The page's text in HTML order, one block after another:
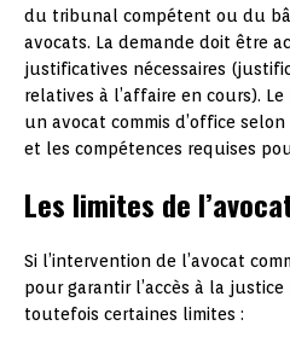
du tribunal compétent ou du
avocats. La demande doit être
justificatives nécessaires
relatives à l’affaire en cours).
un avocat commis d’office
et les compétences requises
Les limites de
Si l’intervention de l’avocat
pour garantir l’accès à la
toutefois certaines limites :